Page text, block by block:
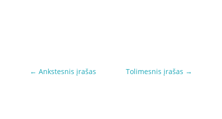
← Ankstesnis įrašas Tolimesnis įrašas →